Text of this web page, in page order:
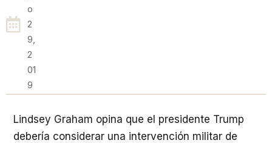
O
2
9,
2
01
9
Lindsey Graham opina que el presidente Trump
debería considerar una intervención militar de